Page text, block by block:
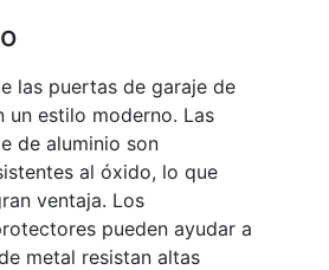
las puertas de garaje de
un estilo moderno. Las
de aluminio son
al óxido, lo que
ventaja. Los
pueden ayudar a
metal resistan altas